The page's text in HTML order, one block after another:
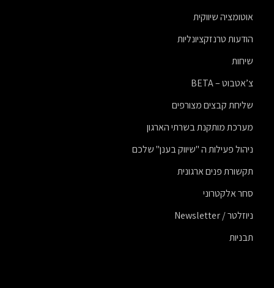
אוטומציה שיווקית
הודעות טרנזקציונליות
שיחות
צ’אטבוט – BETA
שליחת קבצים מצורפים
מערכת מותקנת בשרתי הארגון
ניהול פעילות ה "שיווק בענן" שלכם
תקשורת פנים ארגונית
סחר אלקטרוני
ניוזלטר / Newsletter
תבניות